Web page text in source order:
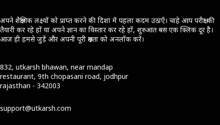
अपने शैक्षणिक लक्ष्यों को प्राप्त करने की दिशा में पहला कदम उठाएँ। चाहे आप परीक्षा की
तैयारी कर रहे हों या अपने ज्ञान का विस्तार कर रहे हों, शुरुआत बस एक क्लिक दूर है।
आज ही हमसे जुड़ें और अपनी पूरी क्षमता को अनलॉक करें।
832, utkarsh bhawan, near mandap
restaurant, 9th chopasani road, jodhpur
rajasthan - 342003
support@utkarsh.com